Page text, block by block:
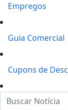
Empregos
Guia Comercial
Cupons de